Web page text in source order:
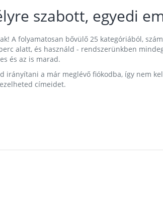
szabott, egyedi
A folyamatosan bővülő 25 kategóriából,
alatt, és használd - rendszerünkben
és az is marad.
irányítani a már meglévő fiókodba, így nem
címeidet.